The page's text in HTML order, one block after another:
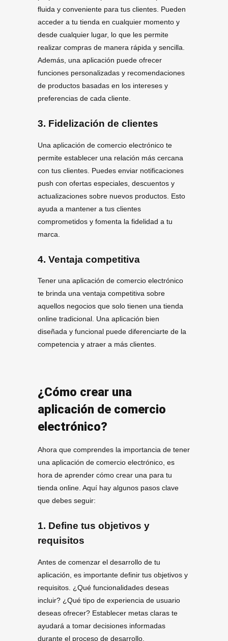
fluida y conveniente para tus clientes. Pueden
acceder a tu tienda en cualquier momento y
desde cualquier lugar, lo que les permite
realizar compras de manera rápida y sencilla.
Además, una aplicación puede ofrecer
funciones personalizadas y recomendaciones
de productos basadas en los intereses y
preferencias de cada cliente.
3. Fidelización de clientes
Una aplicación de comercio electrónico te
permite establecer una relación más cercana
con tus clientes. Puedes enviar notificaciones
push con ofertas especiales, descuentos y
actualizaciones sobre nuevos productos. Esto
ayuda a mantener a tus clientes
comprometidos y fomenta la fidelidad a tu
marca.
4. Ventaja competitiva
Tener una aplicación de comercio electrónico
te brinda una ventaja competitiva sobre
aquellos negocios que solo tienen una tienda
online tradicional. Una aplicación bien
diseñada y funcional puede diferenciarte de la
competencia y atraer a más clientes.
¿Cómo crear una
aplicación de comercio
electrónico?
Ahora que comprendes la importancia de tener
una aplicación de comercio electrónico, es
hora de aprender cómo crear una para tu
tienda online. Aquí hay algunos pasos clave
que debes seguir:
1. Define tus objetivos y
requisitos
Antes de comenzar el desarrollo de tu
aplicación, es importante definir tus objetivos y
requisitos. ¿Qué funcionalidades deseas
incluir? ¿Qué tipo de experiencia de usuario
deseas ofrecer? Establecer metas claras te
ayudará a tomar decisiones informadas
durante el proceso de desarrollo.